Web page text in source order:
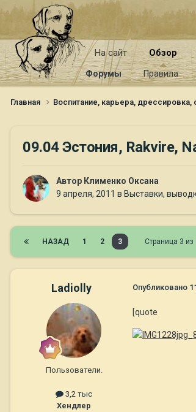
На сайт Обзор
Форумы Правила
Главная Воспитание, карьера, дрессировка,
09.04 Эстония, Rakvire,
Автор Клименко Оксана
9 апреля, 2011 в Выставки,
НАЗАД 1 2 3 Страница 3 из
Ladiolly
Пользователи.
3,2 тыс
Хендлер
Опубликовано
[quote